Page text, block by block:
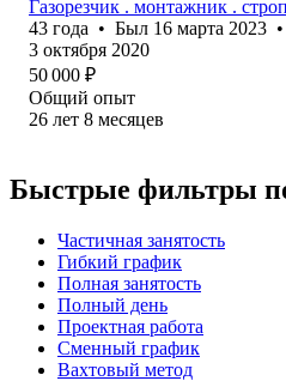
Газорезчик . монтажник .
43 года • Был 16 марта 2023 •
3 октября 2020
50 000 ₽
Общий опыт
26 лет 8 месяцев
Быстрые фильтры
Частичная занятость
Гибкий график
Полная занятость
Полный день
Проектная работа
Сменный график
Вахтовый метод